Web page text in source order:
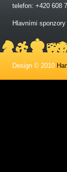
telefon: +420 608
Hlavními
Design © 2010